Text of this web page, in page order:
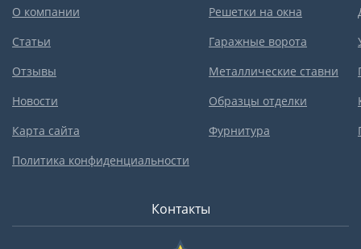
О компании
Статьи
Отзывы
Новости
Карта сайта
Политика конфиденциальности
Решетки на окна
Гаражные ворота
Металлические ставни
Образцы отделки
Фурнитура
Контакты